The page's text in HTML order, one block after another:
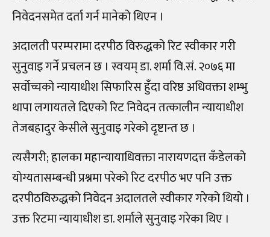
निवेदनसमेत दर्ता गर्न मानेको थिएन ।
अदालती परम्परामा दरपीठ विरुद्धको रिट स्वीकार गरी
सुनुवाइ गर्ने प्रचलन छ । स्वयम्‌ डा. शर्मा वि.सं. २०७६ मा
सर्वोच्चको न्यायाधीश सिफारिस हुँदा वरिष्ठ अधिवक्ता शम्भु
थापा लगायतले दिएको रिट निवेदन तत्कालीन न्यायाधीश
तेजबहादुर केसीले सुनुवाइ गरेको द‌ृष्टान्त छ ।
त्यसैगरी; हालका महान्यायाधिवक्ता नारायणदत्त कँडेलको
योग्यतासम्बन्धी प्रश्नमा परेको रिट दरपीठ भए पनि उक्त
दरपीठविरुद्धको निवेदन अदालतले स्वीकार गरेको थियो ।
उक्त रिटमा न्यायाधीश डा. शर्माले सुनुवाइ गरेका थिए ।